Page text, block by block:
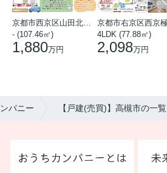
- (107.46㎡)
1,880万円
4LDK (77.88㎡)
2,098万円
パニー 【戸建(売買)】高槻市の一覧